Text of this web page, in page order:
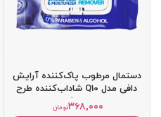
دستمال مرطوب پاک‌کننده آرایش
دافی مدل Q10 شاداب‌کننده طرح
بلوبری 50 عددی
تومان۳۶۸,۰۰۰